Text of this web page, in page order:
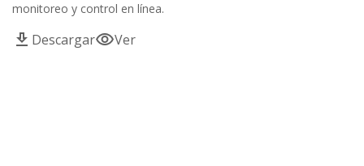
monitoreo y control en línea.
download DescargarvisibilityVer